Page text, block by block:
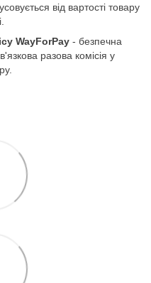
від вартості товару
WayForPay - безпечна
разова комісія у